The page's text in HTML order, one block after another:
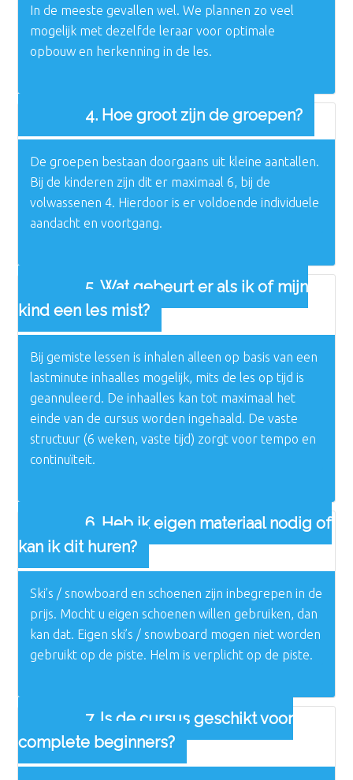
In de meeste gevallen wel. We plannen zo veel
mogelijk met dezelfde leraar voor optimale
opbouw en herkenning in de les.
4. Hoe groot zijn de groepen?
De groepen bestaan doorgaans uit kleine aantallen.
Bij de kinderen zijn dit er maximaal 6, bij de
volwassenen 4. Hierdoor is er voldoende individuele
aandacht en voortgang.
5. Wat gebeurt er als ik of mijn
kind een les mist?
Bij gemiste lessen is inhalen alleen op basis van een
lastminute inhaalles mogelijk, mits de les op tijd is
geannuleerd. De inhaalles kan tot maximaal het
einde van de cursus worden ingehaald. De vaste
structuur (6 weken, vaste tijd) zorgt voor tempo en
continuïteit.
6. Heb ik eigen materiaal nodig of
kan ik dit huren?
Ski’s / snowboard en schoenen zijn inbegrepen in de
prijs. Mocht u eigen schoenen willen gebruiken, dan
kan dat. Eigen ski’s / snowboard mogen niet worden
gebruikt op de piste. Helm is verplicht op de piste.
7. Is de cursus geschikt voor
complete beginners?